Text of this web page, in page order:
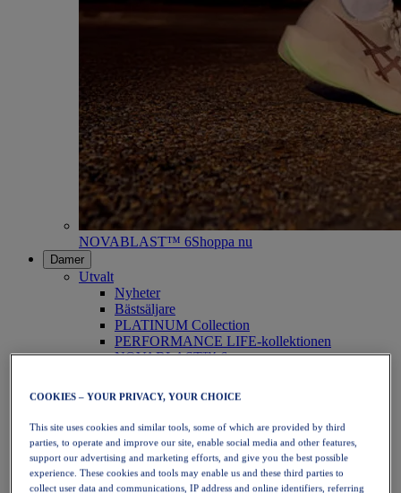
NOVABLAST™ 6Shoppa nu
Damer
Utvalt
Nyheter
Bästsäljare
PLATINUM Collection
PERFORMANCE LIFE-kollektionen
NOVABLAST™ 6
Löpning
Traillöpning
Tennis
Volleyboll
Handboll
Padel
Nätboll
COOKIES – YOUR PRIVACY, YOUR CHOICE
This site uses cookies and similar tools, some of which are provided by third
parties, to operate and improve our site, enable social media and other features,
support our advertising and marketing efforts, and give you the best possible
experience. These cookies and tools may enable us and these third parties to
collect user data and communications, IP address and online identifiers, referring